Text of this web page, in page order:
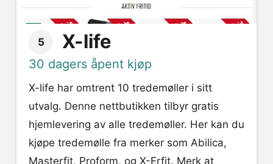
5 X-life
30 dagers åpent kjøp
X-life har omtrent 10 tredemøller i sitt
utvalg. Denne nettbutikken tilbyr gratis
hjemlevering av alle tredemøller. Her kan du
kjøpe tredemølle fra merker som Abilica,
Masterfit, Proform, og X-Erfit. Merk at